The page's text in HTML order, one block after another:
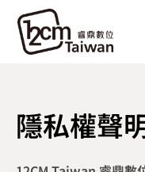
隱私權聲